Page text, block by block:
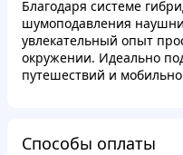
Благодаря системе
шумоподавления
увлекательный опыт
окружении. Идеально
путешествий и
Способы оплаты